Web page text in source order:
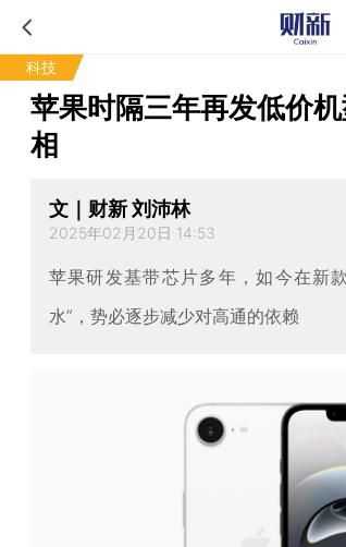
科技
苹果时隔三年再发低价
相
文｜财新 刘沛林
2025年02月20日 14:53
苹果研发基带芯片多年，如今在新
水”，势必逐步减少对高通的依赖